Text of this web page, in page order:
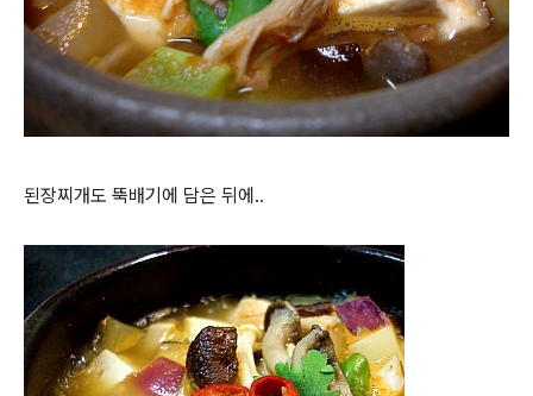
된장찌개도 뚝배기에 담은 뒤에..